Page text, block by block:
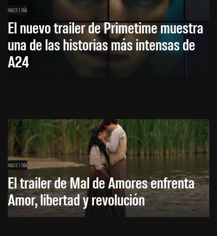
HACE 1 DÍA
El nuevo trailer de Primetime muestra
una de las historias más intensas de
A24
HACE 1 DÍA
El trailer de Mal de Amores enfrenta
Amor, libertad y revolución